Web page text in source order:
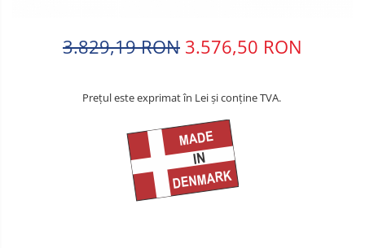
3.829,19 RON 3.576,50 RON
Prețul este exprimat în Lei și conține TVA.